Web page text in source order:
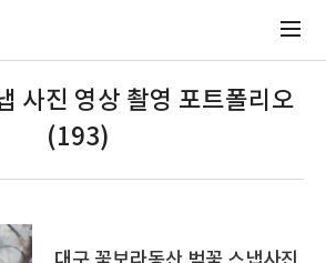
사진 영상 촬영 포트폴리오
(193)